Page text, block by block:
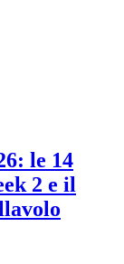
le 14
2 e il